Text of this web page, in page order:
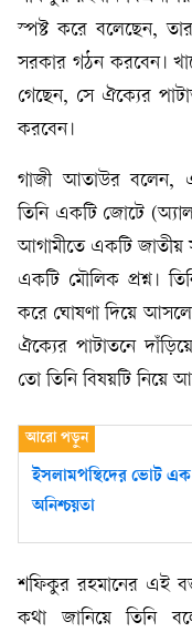
স্পষ্ট করে বলেছেন,
সরকার গঠন করবেন।
গেছেন, সে ঐক্যের
করবেন।
গাজী আতাউর বলেন,
তিনি একটি জোটে
আগামীতে একটি জাতীয়
একটি মৌলিক প্রশ্ন।
করে ঘোষণা দিয়ে
ঐক্যের পাটাতনে
তো তিনি বিষয়টি নিয়ে
ইসলামপন্থিদের ভোট এক
অনিশ্চয়তা
শফিকুর রহমানের এই
কথা জানিয়ে তিনি